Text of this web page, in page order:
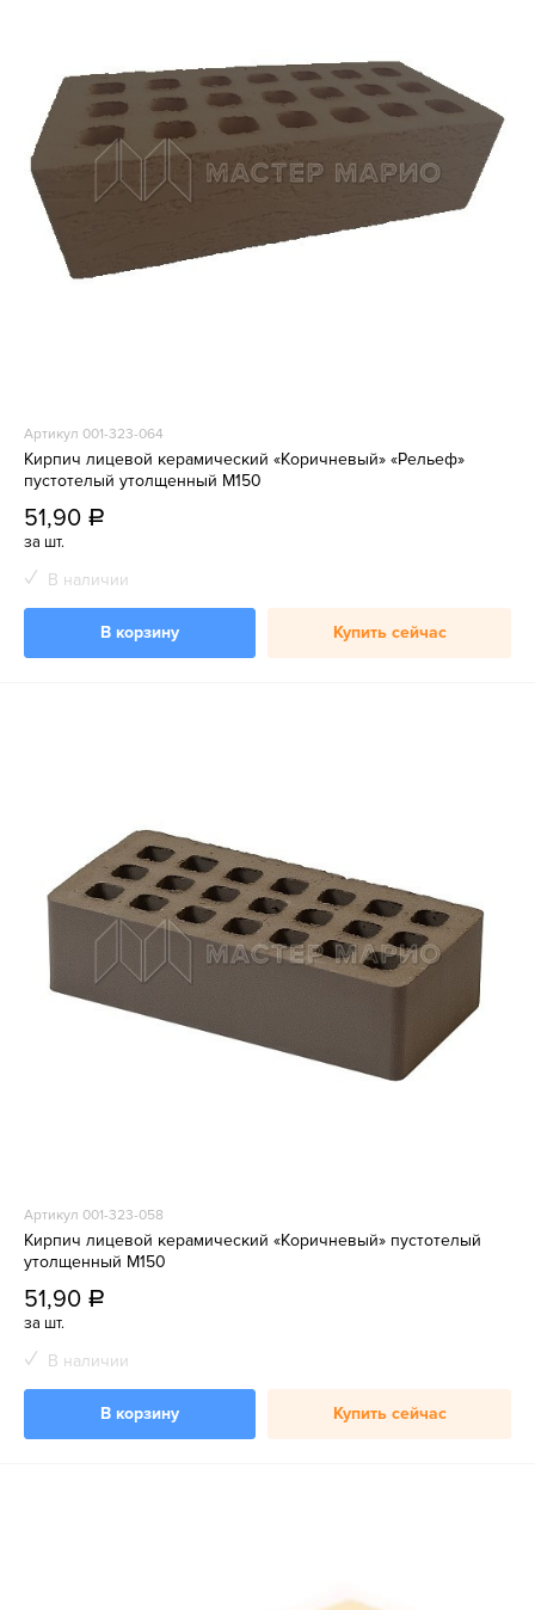
Артикул 001-323-064
Кирпич лицевой керамический «Коричневый» «Рельеф»
пустотелый утолщенный М150
51,90 a
за шт.
В наличии
В корзину Купить сейчас
Артикул 001-323-058
Кирпич лицевой керамический «Коричневый» пустотелый
утолщенный М150
51,90 a
за шт.
В наличии
В корзину Купить сейчас